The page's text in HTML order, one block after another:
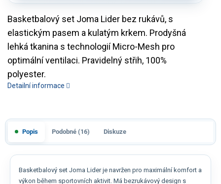
Basketbalový set Joma Lider bez rukávů, s
elastickým pasem a kulatým krkem. Prodyšná
lehká tkanina s technologií Micro-Mesh pro
optimální ventilaci. Pravidelný střih, 100%
polyester.
Detailní informace
Popis Podobné (16) Diskuze
Basketbalový set Joma Lider je navržen pro maximální komfort a
výkon během sportovních aktivit. Má bezrukávový design s